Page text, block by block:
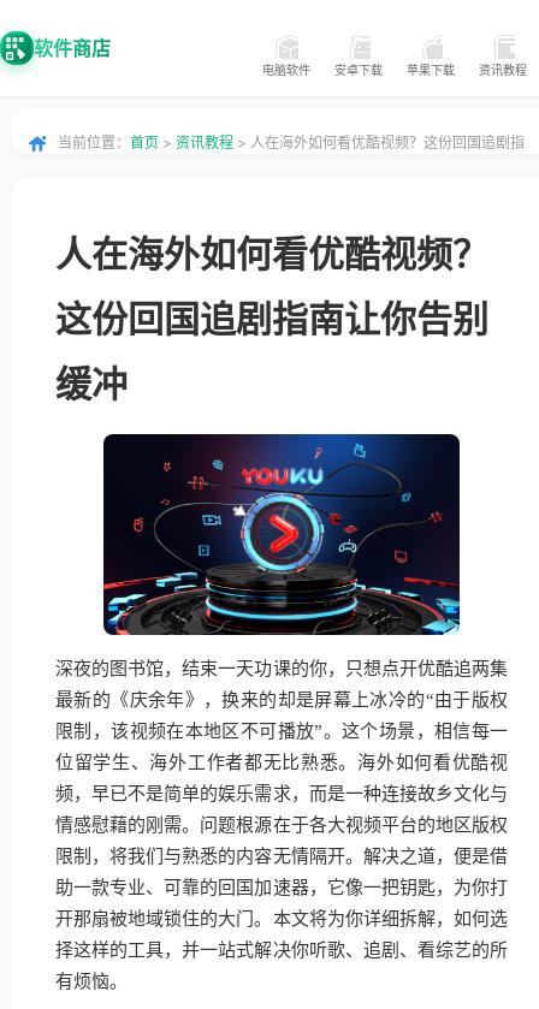
软件商店
电脑软件 安卓下载 苹果下载 资讯教程
当前位置： 首页 > 资讯教程 > 人在海外如何看优酷视频？这份回国追剧指
人在海外如何看优酷视频？
这份回国追剧指南让你告别
缓冲
深夜的图书馆，结束一天功课的你，只想点开优酷追两集
最新的《庆余年》，换来的却是屏幕上冰冷的“由于版权
限制，该视频在本地区不可播放”。这个场景，相信每一
位留学生、海外工作者都无比熟悉。海外如何看优酷视
频，早已不是简单的娱乐需求，而是一种连接故乡文化与
情感慰藉的刚需。问题根源在于各大视频平台的地区版权
限制，将我们与熟悉的内容无情隔开。解决之道，便是借
助一款专业、可靠的回国加速器，它像一把钥匙，为你打
开那扇被地域锁住的大门。本文将为你详细拆解，如何选
择这样的工具，并一站式解决你听歌、追剧、看综艺的所
有烦恼。